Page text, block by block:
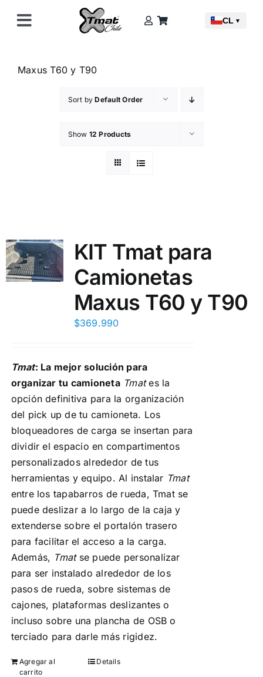
Toggle
CL ▼
Maxus T60 y T90
Sort byDefault Order
Show 12 Products
KIT Tmat para
Camionetas
Maxus T60 y T90
$369.990
Tmat: La mejor solución para
organizar tu camioneta Tmates la
opción definitiva para la organización
del pick up de tu camioneta. Los
bloqueadores de carga se insertan para
dividir el espacio en compartimentos
personalizados alrededor de tus
herramientas y equipo. Al instalar Tmat
entre los tapabarros de rueda, Tmat se
puede deslizar a lo largo de la caja y
extenderse sobre el portalón trasero
para facilitar el acceso a la carga.
Además, Tmatse puede personalizar
para ser instalado alrededor de los
pasos de rueda, sobre sistemas de
cajones, plataformas deslizantes o
incluso sobre una plancha de OSB o
terciado para darle más rigidez.
Agregar al
carrito
Details